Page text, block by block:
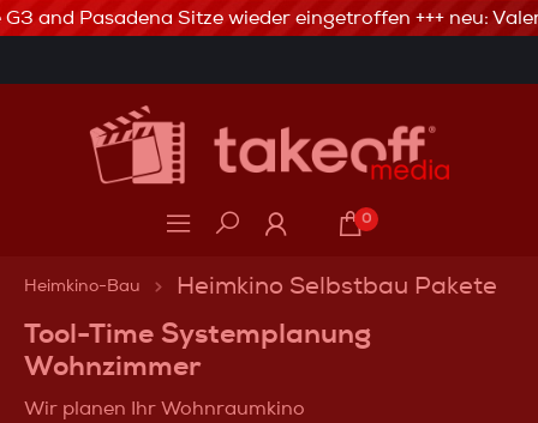
3% Skonto bei Vorkasse via Banküberweisung
G3 and Pasadena Sitze wieder eingetroffen +++ neu:
0
Heimkino-Bau Heimkino Selbstbau Pakete
Tool-Time Systemplanung
Wohnzimmer
Wir planen Ihr Wohnraumkino